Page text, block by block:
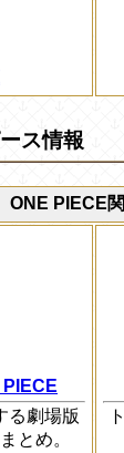
ス情報
ONE PIECE
る劇場版
とめ。